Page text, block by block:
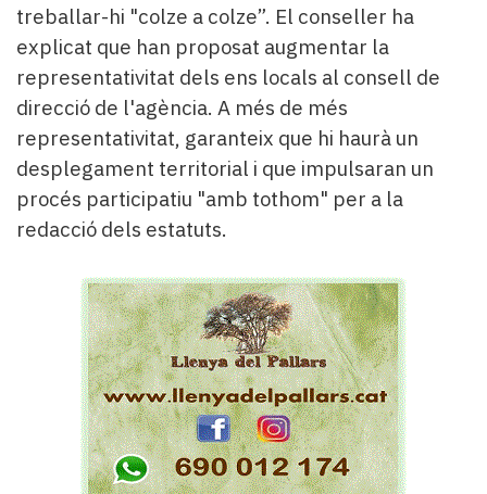
treballar-hi "colze a colze”. El conseller ha
explicat que han proposat augmentar la
representativitat dels ens locals al consell de
direcció de l'agència. A més de més
representativitat, garanteix que hi haurà un
desplegament territorial i que impulsaran un
procés participatiu "amb tothom" per a la
redacció dels estatuts.